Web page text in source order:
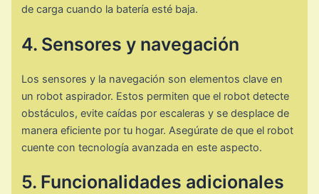
de carga cuando la batería esté baja.
4. Sensores y navegación
Los sensores y la navegación son elementos clave en
un robot aspirador. Estos permiten que el robot detecte
obstáculos, evite caídas por escaleras y se desplace de
manera eficiente por tu hogar. Asegúrate de que el robot
cuente con tecnología avanzada en este aspecto.
5. Funcionalidades adicionales